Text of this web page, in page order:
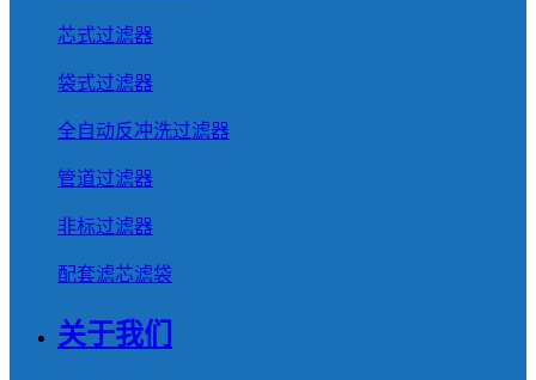
芯式过滤器
袋式过滤器
全自动反冲洗过滤器
管道过滤器
非标过滤器
配套滤芯滤袋
关于我们